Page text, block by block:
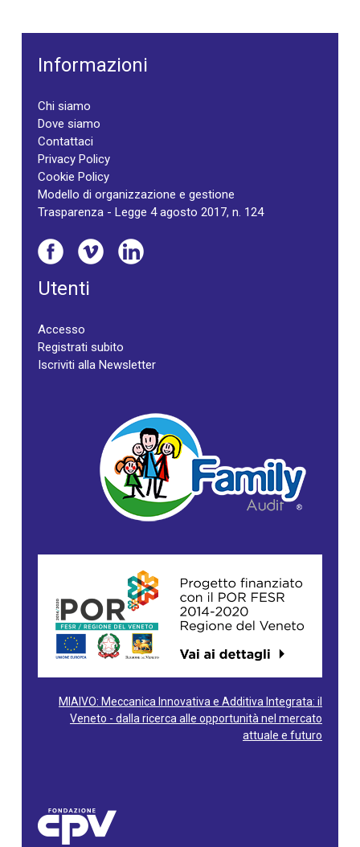
Informazioni
Chi siamo
Dove siamo
Contattaci
Privacy Policy
Cookie Policy
Modello di organizzazione e gestione
Trasparenza - Legge 4 agosto 2017, n. 124
Utenti
Accesso
Registrati subito
Iscriviti alla Newsletter
MIAIVO: Meccanica Innovativa e Additiva Integrata: il
Veneto - dalla ricerca alle opportunità nel mercato
attuale e futuro